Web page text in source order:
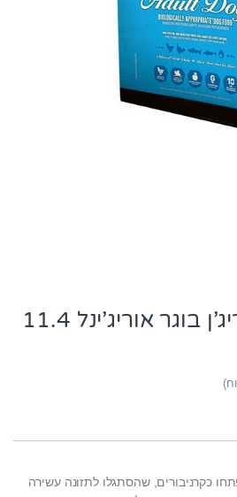
מזון לכלבים אוריג’ן בוגר אוריג’ינל 11.4
כקרניבורים, שהסתגלו לתזונה עשירה